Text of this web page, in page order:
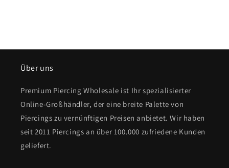
Über uns
Premium Piercing Wholesale ist Ihr spezialisierter
Online-Großhändler, der eine breite Palette von
Piercings zu vernünftigen Preisen anbietet. Wir haben
seit 2011 Piercings an über 100.000 zufriedene Kunden
geliefert.